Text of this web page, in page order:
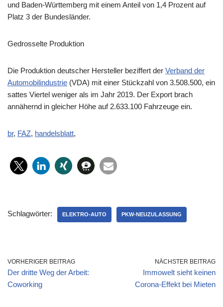
und Baden-Württemberg mit einem Anteil von 1,4 Prozent auf
Platz 3 der Bundesländer.
Gedrosselte Produktion
Die Produktion deutscher Hersteller beziffert der Verband der
Automobilindustrie (VDA) mit einer Stückzahl von 3.508.500, ein
sattes Viertel weniger als im Jahr 2019. Der Export brach
annähernd in gleicher Höhe auf 2.633.100 Fahrzeuge ein.
br, FAZ, handelsblatt,
Schlagwörter: ELEKTRO-AUTO PKW-NEUZULASSUNG
VORHERIGER BEITRAG
Der dritte Weg der Arbeit:
Coworking
NÄCHSTER BEITRAG
Immowelt sieht keinen
Corona-Effekt bei Mieten